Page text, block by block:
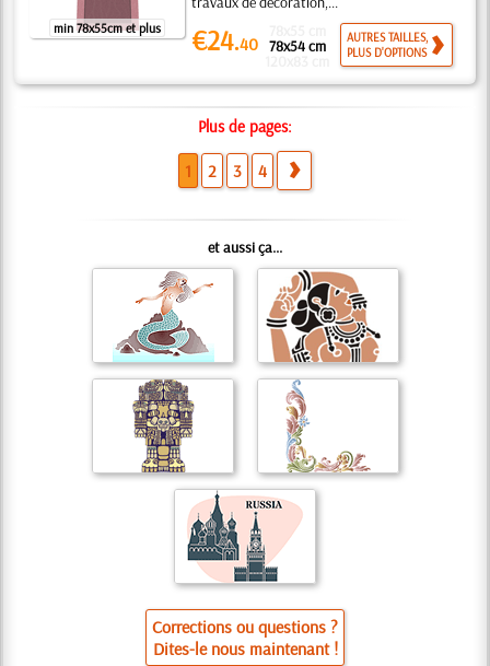
min 78x55cm et plus €24.40 78x54 cm
AUTRES TAILLES,
PLUS D'OPTIONS
Plus de pages:
1 2 3 4
et aussi ça...
Corrections ou questions ?
Dites-le nous maintenant !